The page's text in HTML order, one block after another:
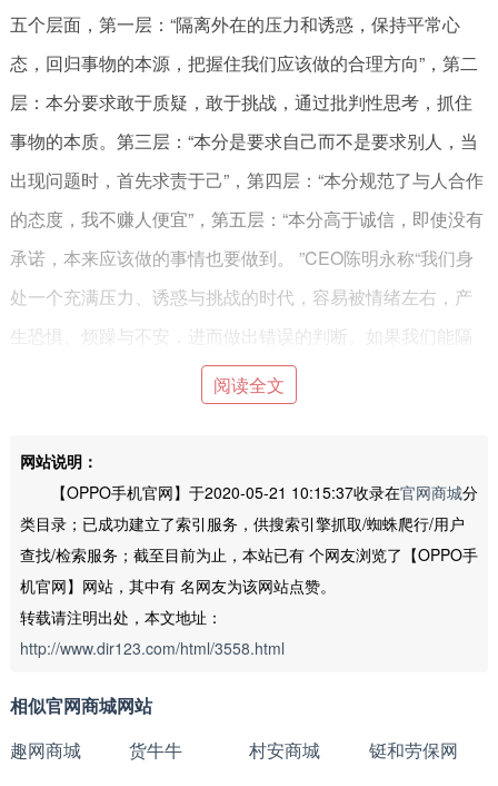
五个层面，第一层：“隔离外在的压力和诱惑，保持平常心
态，回归事物的本源，把握住我们应该做的合理方向”，第二
层：本分要求敢于质疑，敢于挑战，通过批判性思考，抓住
事物的本质。第三层：“本分是要求自己而不是要求别人，当
出现问题时，首先求责于己”，第四层：“本分规范了与人合作
的态度，我不赚人便宜”，第五层：“本分高于诚信，即使没有
承诺，本来应该做的事情也要做到。 ”CEO陈明永称“我们身
处一个充满压力、诱惑与挑战的时代，容易被情绪左右，产
生恐惧、烦躁与不安，进而做出错误的判断。如果我们能隔
离外力，始终保持本分的心态，回归事物的本源，想想当初
核心价值观：本分、用户导向、追求极致、结果导向。
OPPO一直非常重视技术创新，到2016年7月，OPPO专
利申请公开量进入国内本土申请人排行TOP 10榜单，此次为
OPPO第12次进入此榜单。
截至2016年9月5日，OPPO公开申请专利共8683件;发明
专利申请7576，其中发明专利申请所占比例为87.3%。对于
拍照
阅读全文
网站说明：
【OPPO手机官网】于2020-05-21 10:15:37收录在官网商城分
类目录；已成功建立了索引服务，供搜索引擎抓取/蜘蛛爬行/用户
查找/检索服务；截至目前为止，本站已有 个网友浏览了【OPPO手
机官网】网站，其中有 名网友为该网站点赞。
转载请注明出处，本文地址：
http://www.dir123.com/html/3558.html
相似官网商城网站
趣网商城
货牛牛 村安商城
铤和劳保网